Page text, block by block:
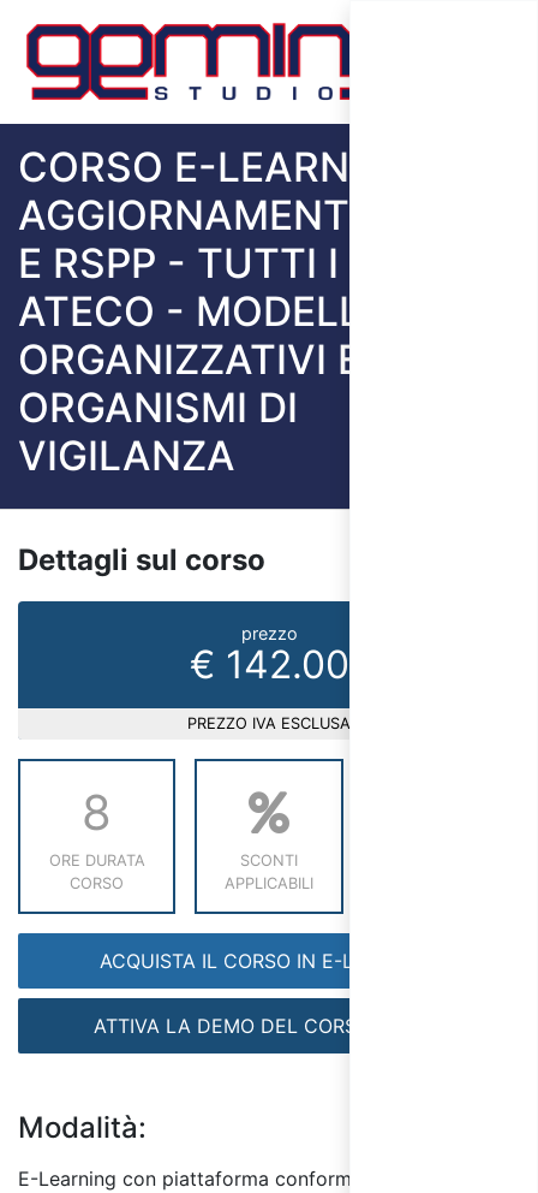
CORSO E-LEARNING
AGGIORNAMENTO ASPP
E RSPP - TUTTI I SETTORI
ATECO - MODELLI
ORGANIZZATIVI E
ORGANISMI DI
VIGILANZA
Dettagli sul corso
prezzo
€ 142.00
PREZZO IVA ESCLUSA
8
ORE DURATA
CORSO
SCONTI
APPLICABILI
ACQUISTA IL CORSO IN E-LEARNING
ATTIVA LA DEMO DEL CORSO GRATIS
Modalità:
E-Learning con piattaforma conforme ai requisiti